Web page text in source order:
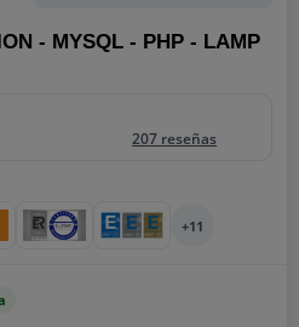
- MYSQL - PHP - LAMP
207 reseñas
+11